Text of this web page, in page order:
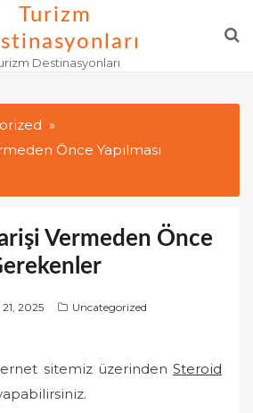
Turizm
Destinasyonları
Önce Yapılması
Vermeden Önce
2025
Uncategorized
sitemiz üzerinden Steroid